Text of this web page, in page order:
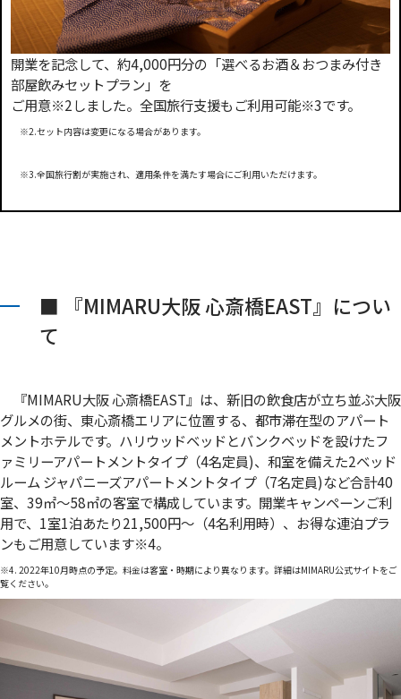
開業を記念して、約4,000円分の「選べるお酒＆おつまみ付き
部屋飲みセットプラン」を
ご用意※2しました。全国旅行支援もご利用可能※3です。
※2.セット内容は変更になる場合があります。
※3.全国旅行割が実施され、適用条件を満たす場合にご利用いただけます。
■ 『MIMARU大阪 心斎橋EAST』につい
て
『MIMARU大阪 心斎橋EAST』は、新旧の飲食店が立ち並ぶ大阪
グルメの街、東心斎橋エリアに位置する、都市滞在型のアパート
メントホテルです。ハリウッドベッドとバンクベッドを設けたフ
ァミリーアパートメントタイプ（4名定員)、和室を備えた2ベッド
ルーム ジャパニーズアパートメントタイプ（7名定員)など合計40
室、39㎡～58㎡の客室で構成しています。開業キャンペーンご利
用で、1室1泊あたり21,500円～（4名利用時）、お得な連泊プラ
ンもご用意しています※4。
※4. 2022年10月時点の予定。料金は客室・時期により異なります。詳細はMIMARU公式サイトをご
覧ください。